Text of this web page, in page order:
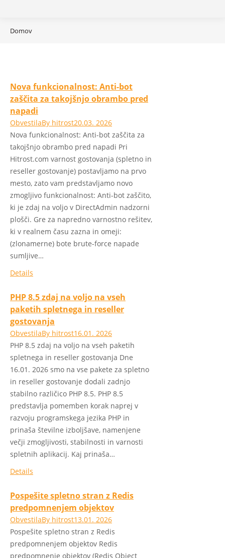
You are here:
Domov
Nova funkcionalnost: Anti-bot
zaščita za takojšnjo obrambo pred
napadi
ObvestilaBy hitrost20.03. 2026
Nova funkcionalnost: Anti-bot zaščita za
takojšnjo obrambo pred napadi Pri
Hitrost.com varnost gostovanja (spletno in
reseller gostovanje) postavljamo na prvo
mesto, zato vam predstavljamo novo
zmogljivo funkcionalnost: Anti-bot zaščito,
ki je zdaj na voljo v DirectAdmin nadzorni
plošči. Gre za napredno varnostno rešitev,
ki v realnem času zazna in omeji:
(zlonamerne) bote brute-force napade
sumljive…
Details
PHP 8.5 zdaj na voljo na vseh
paketih spletnega in reseller
gostovanja
ObvestilaBy hitrost16.01. 2026
PHP 8.5 zdaj na voljo na vseh paketih
spletnega in reseller gostovanja Dne
16.01. 2026 smo na vse pakete za spletno
in reseller gostovanje dodali zadnjo
stabilno različico PHP 8.5. PHP 8.5
predstavlja pomemben korak naprej v
razvoju programskega jezika PHP in
prinaša številne izboljšave, namenjene
večji zmogljivosti, stabilnosti in varnosti
spletnih aplikacij. Kaj prinaša…
Details
Pospešite spletno stran z Redis
predpomnenjem objektov
ObvestilaBy hitrost13.01. 2026
Pospešite spletno stran z Redis
predpomnenjem objektov Redis
predpomnenje objektov (Redis Object